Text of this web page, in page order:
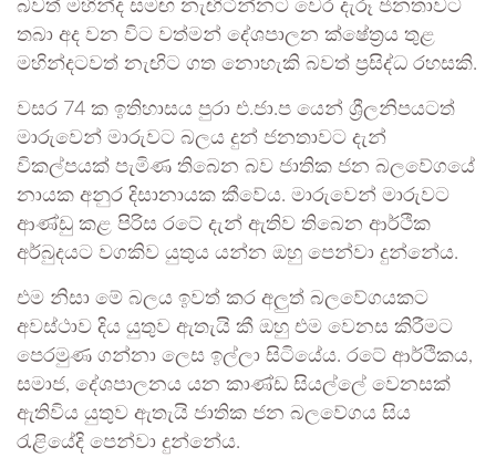
බවත් මහින්ද සමඟ නැඟිටින්නට වෙර දැරූ ජනතාවට
තබා අද වන විට වත්මන් දේශපාලන ක්ෂේත්‍රය තුළ
මහින්දටවත් නැඟිට ගත නොහැකි බවත් ප්‍රසිද්ධ රහසකි.
වසර 74 ක ඉතිහාසය පුරා එ.ජා.ප යෙන් ශ්‍රීලනිපයටත්
මාරුවෙන් මාරුවට බලය දුන් ජනතාවට දැන්
විකල්පයක් පැමිණ තිබෙන බව ජාතික ජන බලවේගයේ
නායක අනුර දිසානායක කීවේය. මාරුවෙන් මාරුවට
ආණ්ඩු කළ පිරිස රටේ දැන් ඇතිව තිබෙන ආර්ථික
අර්බුදයට වගකිව යුතුය යන්න ඔහු පෙන්වා දුන්නේය.
එම නිසා මේ බලය ඉවත් කර අලුත් බලවේගයකට
අවස්ථාව දිය යුතුව ඇතැයි කී ඔහු එම වෙනස කිරීමට
පෙරමුණ ගන්නා ලෙස ඉල්ලා සිටියේය. රටේ ආර්ථිකය,
සමාජ, දේශපාලනය යන කාණ්ඩ සියල්ලේ වෙනසක්
ඇතිවිය යුතුව ඇතැයි ජාතික ජන බලවේගය සිය
රැළියේදි පෙන්වා දුන්නේය.